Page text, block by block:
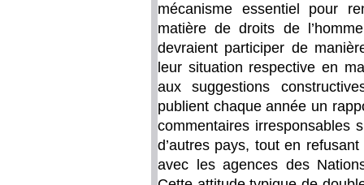
mécanisme essentiel pour
matière de droits de
devraient participer de
leur situation respective en
aux suggestions
publient chaque année un
commentaires irresponsables
d’autres pays, tout en
avec les agences des